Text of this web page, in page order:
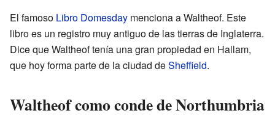
El famoso Libro Domesday menciona a Waltheof. Este
libro es un registro muy antiguo de las tierras de Inglaterra.
Dice que Waltheof tenía una gran propiedad en Hallam,
que hoy forma parte de la ciudad deSheffield.
Waltheof como conde de Northumbria